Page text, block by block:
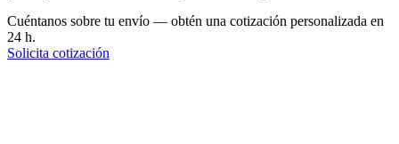
Cuéntanos sobre tu envío — obtén una cotización personalizada en
24 h.
Solicita cotización